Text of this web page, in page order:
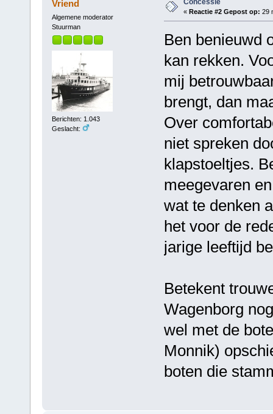
Vriend
Algemene moderator
Stuurman
Berichten: 1.043
Geslacht:
« Reactie #2 Gepost op: 29
Ben benieuwd
kan rekken.
mij
brengt, dan
Over
niet spreken
klapstoeltjes.
meegevaren
wat te denken
het voor de
jarige leeftijd
Betekent
Wagenborg
wel met de
Monnik)
boten die